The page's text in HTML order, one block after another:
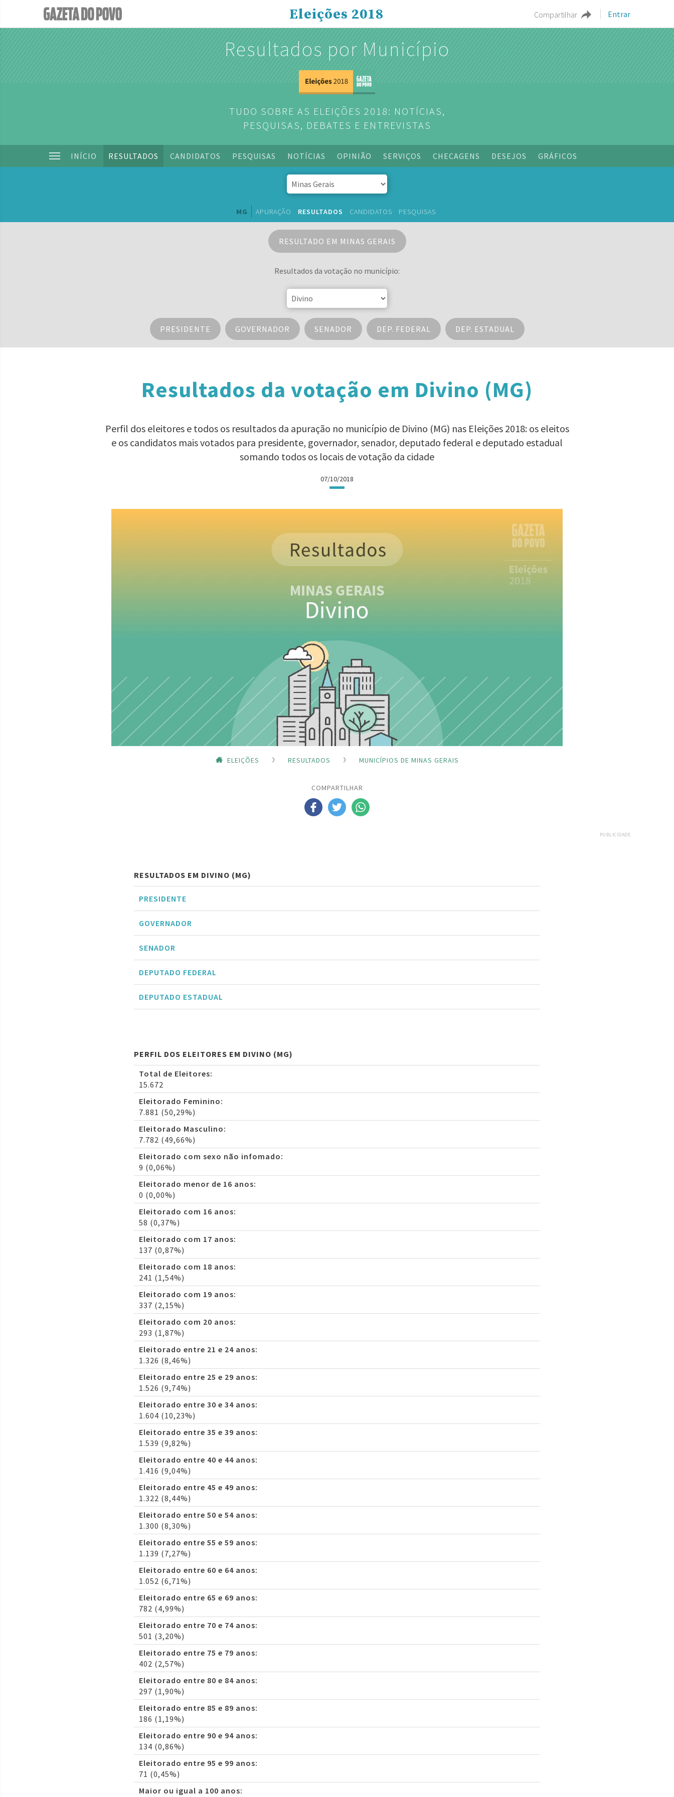
Compartilhar Entrar
Eleições 2018
Resultados por Município
TUDO SOBRE AS ELEIÇÕES 2018: NOTÍCIAS,
PESQUISAS, DEBATES E ENTREVISTAS
INÍCIO RESULTADOS CANDIDATOS PESQUISAS NOTÍCIAS OPINIÃO SERVIÇOS CHECAGENS DESEJOS GRÁFICOS
MG APURAÇÃO RESULTADOS CANDIDATOS PESQUISAS
RESULTADO EM MINAS GERAIS
Resultados da votação no município:
PRESIDENTE GOVERNADOR SENADOR DEP. FEDERAL DEP. ESTADUAL
Resultados da votação em Divino (MG)
Perfil dos eleitores e todos os resultados da apuração no município de Divino (MG) nas Eleições 2018: os eleitos
e os candidatos mais votados para presidente, governador, senador, deputado federal e deputado estadual
somando todos os locais de votação da cidade
07/10/2018
ELEIÇÕES RESULTADOS MUNICÍPIOS DE MINAS GERAIS
COMPARTILHAR
PUBLICIDADE
RESULTADOS EM DIVINO (MG)
PRESIDENTE
GOVERNADOR
SENADOR
DEPUTADO FEDERAL
DEPUTADO ESTADUAL
PERFIL DOS ELEITORES EM DIVINO (MG)
Total de Eleitores:
15.672
Eleitorado Feminino:
7.881 (50,29%)
Eleitorado Masculino:
7.782 (49,66%)
Eleitorado com sexo não infomado:
9 (0,06%)
Eleitorado menor de 16 anos:
0 (0,00%)
Eleitorado com 16 anos:
58 (0,37%)
Eleitorado com 17 anos:
137 (0,87%)
Eleitorado com 18 anos:
241 (1,54%)
Eleitorado com 19 anos:
337 (2,15%)
Eleitorado com 20 anos:
293 (1,87%)
Eleitorado entre 21 e 24 anos:
1.326 (8,46%)
Eleitorado entre 25 e 29 anos:
1.526 (9,74%)
Eleitorado entre 30 e 34 anos:
1.604 (10,23%)
Eleitorado entre 35 e 39 anos:
1.539 (9,82%)
Eleitorado entre 40 e 44 anos:
1.416 (9,04%)
Eleitorado entre 45 e 49 anos:
1.322 (8,44%)
Eleitorado entre 50 e 54 anos:
1.300 (8,30%)
Eleitorado entre 55 e 59 anos:
1.139 (7,27%)
Eleitorado entre 60 e 64 anos:
1.052 (6,71%)
Eleitorado entre 65 e 69 anos:
782 (4,99%)
Eleitorado entre 70 e 74 anos:
501 (3,20%)
Eleitorado entre 75 e 79 anos:
402 (2,57%)
Eleitorado entre 80 e 84 anos:
297 (1,90%)
Eleitorado entre 85 e 89 anos:
186 (1,19%)
Eleitorado entre 90 e 94 anos:
134 (0,86%)
Eleitorado entre 95 e 99 anos:
71 (0,45%)
Maior ou igual a 100 anos: